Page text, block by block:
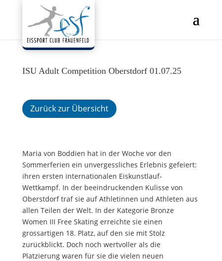
ISU Adult Competition Oberstdorf 01.07.25
Zurück zur Übersicht
Maria von Boddien hat in der Woche vor den
Sommerferien ein unvergessliches Erlebnis gefeiert:
ihren ersten internationalen Eiskunstlauf-
Wettkampf. In der beeindruckenden Kulisse von
Oberstdorf traf sie auf Athletinnen und Athleten aus
allen Teilen der Welt. In der Kategorie Bronze
Women III Free Skating erreichte sie einen
grossartigen 18. Platz, auf den sie mit Stolz
zurückblickt. Doch noch wertvoller als die
Platzierung waren für sie die vielen neuen